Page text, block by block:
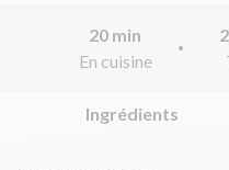
20 min
En cuisine
Ingrédients